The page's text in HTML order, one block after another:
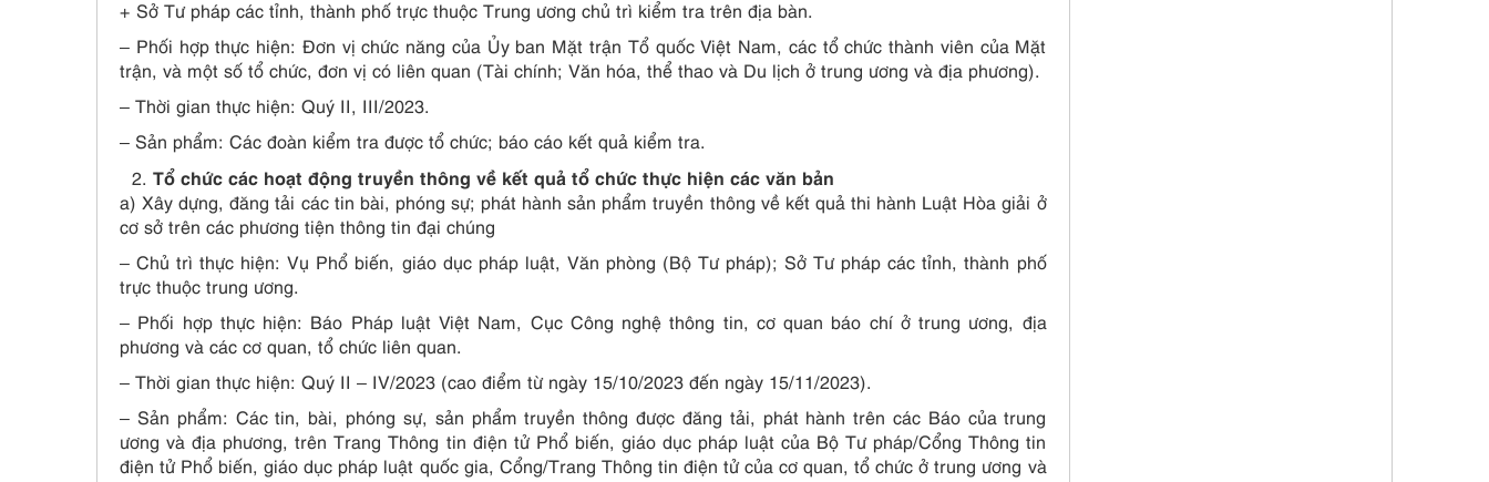
+ Sở Tư pháp các tỉnh, thành phố trực thuộc Trung ương chủ trì kiểm tra trên địa bàn.
– Phối hợp thực hiện: Đơn vị chức năng của Ủy ban Mặt trận Tổ quốc Việt Nam, các tổ chức thành viên của Mặt
trận, và một số tổ chức, đơn vị có liên quan (Tài chính; Văn hóa, thể thao và Du lịch ở trung ương và địa phương).
– Thời gian thực hiện: Quý II, III/2023.
– Sản phẩm: Các đoàn kiểm tra được tổ chức; báo cáo kết quả kiểm tra.
Tổ chức các hoạt động truyền thông về kết quả tổ chức thực hiện các văn bản
a) Xây dựng, đăng tải các tin bài, phóng sự; phát hành sản phẩm truyền thông về kết quả thi hành Luật Hòa giải ở
cơ sở trên các phương tiện thông tin đại chúng
– Chủ trì thực hiện: Vụ Phổ biến, giáo dục pháp luật, Văn phòng (Bộ Tư pháp); Sở Tư pháp các tỉnh, thành phố
trực thuộc trung ương.
– Phối hợp thực hiện: Báo Pháp luật Việt Nam, Cục Công nghệ thông tin, cơ quan báo chí ở trung ương, địa
phương và các cơ quan, tổ chức liên quan.
– Thời gian thực hiện: Quý II – IV/2023 (cao điểm từ ngày 15/10/2023 đến ngày 15/11/2023).
– Sản phẩm: Các tin, bài, phóng sự, sản phẩm truyền thông được đăng tải, phát hành trên các Báo của trung
ương và địa phương, trên Trang Thông tin điện tử Phổ biến, giáo dục pháp luật của Bộ Tư pháp/Cổng Thông tin
điện tử Phổ biến, giáo dục pháp luật quốc gia, Cổng/Trang Thông tin điện tử của cơ quan, tổ chức ở trung ương và